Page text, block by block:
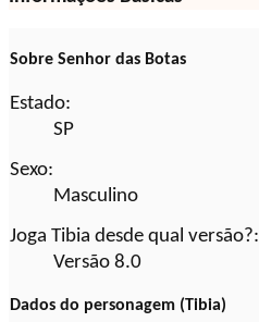
Sobre Senhor das Botas
Estado:
SP
Sexo:
Masculino
Joga Tibia desde qual versão?:
Versão 8.0
Dados do personagem (Tibia)